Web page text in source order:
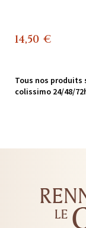
14,50 €
Tous nos produits
colissimo 24/48/